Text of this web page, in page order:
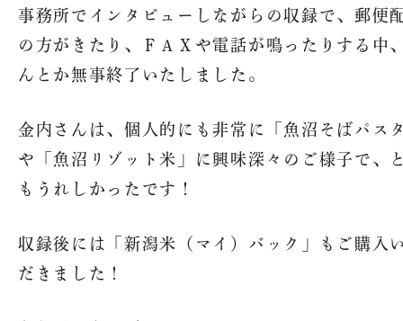
事務所でインタビューしながらの収録で、郵便
の方がきたり、ＦＡＸや電話が鳴ったりする中
んとか無事終了いたしました。
金内さんは、個人的にも非常に「魚沼そばパス
や「魚沼リゾット米」に興味深々のご様子で、
もうれしかったです！
収録後には「新潟米（マイ）バック」もご購入
だきました！